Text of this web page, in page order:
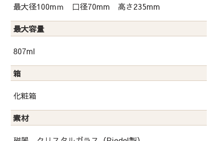
最大径100mｍ 口径70mm 高さ235mm
最大容量
807ml
箱
化粧箱
素材